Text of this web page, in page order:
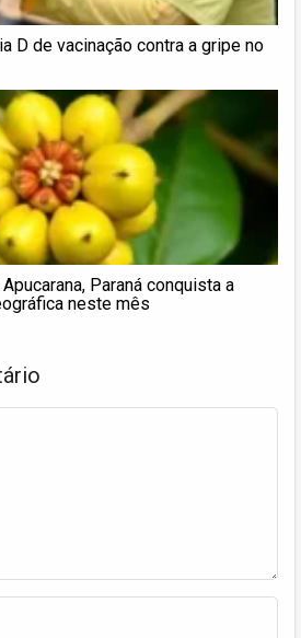
D de vacinação contra a gripe no
Paraná conquista a
neste mês